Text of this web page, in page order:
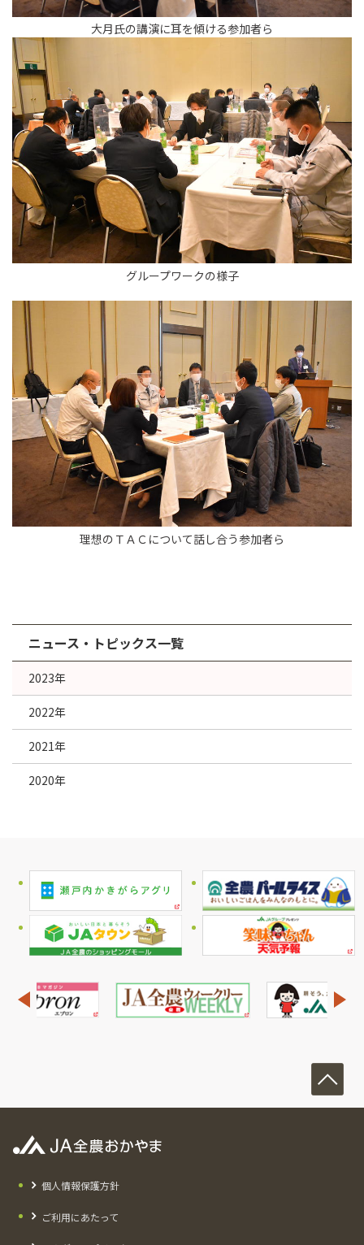
大月氏の講演に耳を傾ける参加者ら
グループワークの様子
理想のＴＡＣについて話し合う参加者ら
ニュース・トピックス一覧
2023年
2022年
2021年
2020年
個人情報保護方針
ご利用にあたって